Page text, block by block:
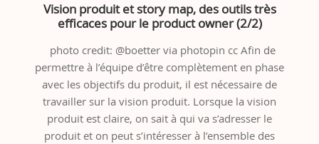
Vision produit et story map, des outils très
efficaces pour le product owner (2/2)
photo credit: @boetter via photopin cc Afin de
permettre à l’équipe d’être complètement en phase
avec les objectifs du produit, il est nécessaire de
travailler sur la vision produit. Lorsque la vision
produit est claire, on sait à qui va s’adresser le
produit et on peut s’intéresser à l’ensemble des